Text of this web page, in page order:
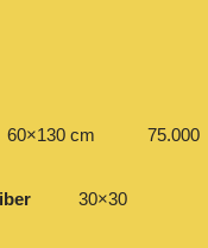
cm 75.000
30×30